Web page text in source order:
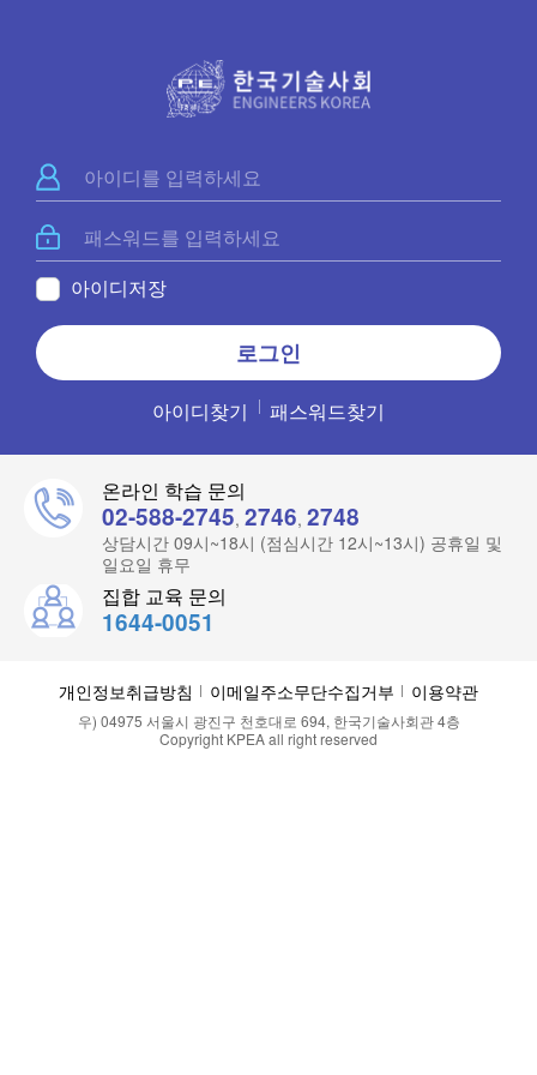
아이디저장
아이디찾기 패스워드찾기
온라인 학습 문의
02-588-2745, 2746, 2748
상담시간 09시~18시 (점심시간 12시~13시) 공휴일 및
일요일 휴무
집합 교육 문의
1644-0051
개인정보취급방침 이메일주소무단수집거부 이용약관
우) 04975 서울시 광진구 천호대로 694, 한국기술사회관 4층
Copyright KPEA all right reserved